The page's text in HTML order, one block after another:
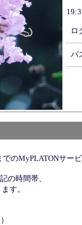
ロ
パ
でのMyPLATONサー
の時間帯、
す。